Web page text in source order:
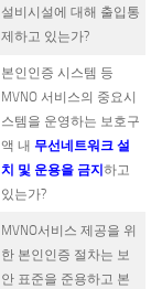
설비시설에 대해 출입통
제하고 있는가?
본인인증 시스템 등
MVNO 서비스의 중요시
스템을 운영하는 보호구
액 내 무선네트워크 설
치 및 운용을 금지하고
있는가?
MVNO서비스 제공을 위
한 본인인증 절차는 보
안 표준을 준용하고 본